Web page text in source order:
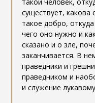
существует, какова
такое добро,
чего оно нужно и
сказано и о зле,
заканчивается. В
праведники и
праведником и
и служение